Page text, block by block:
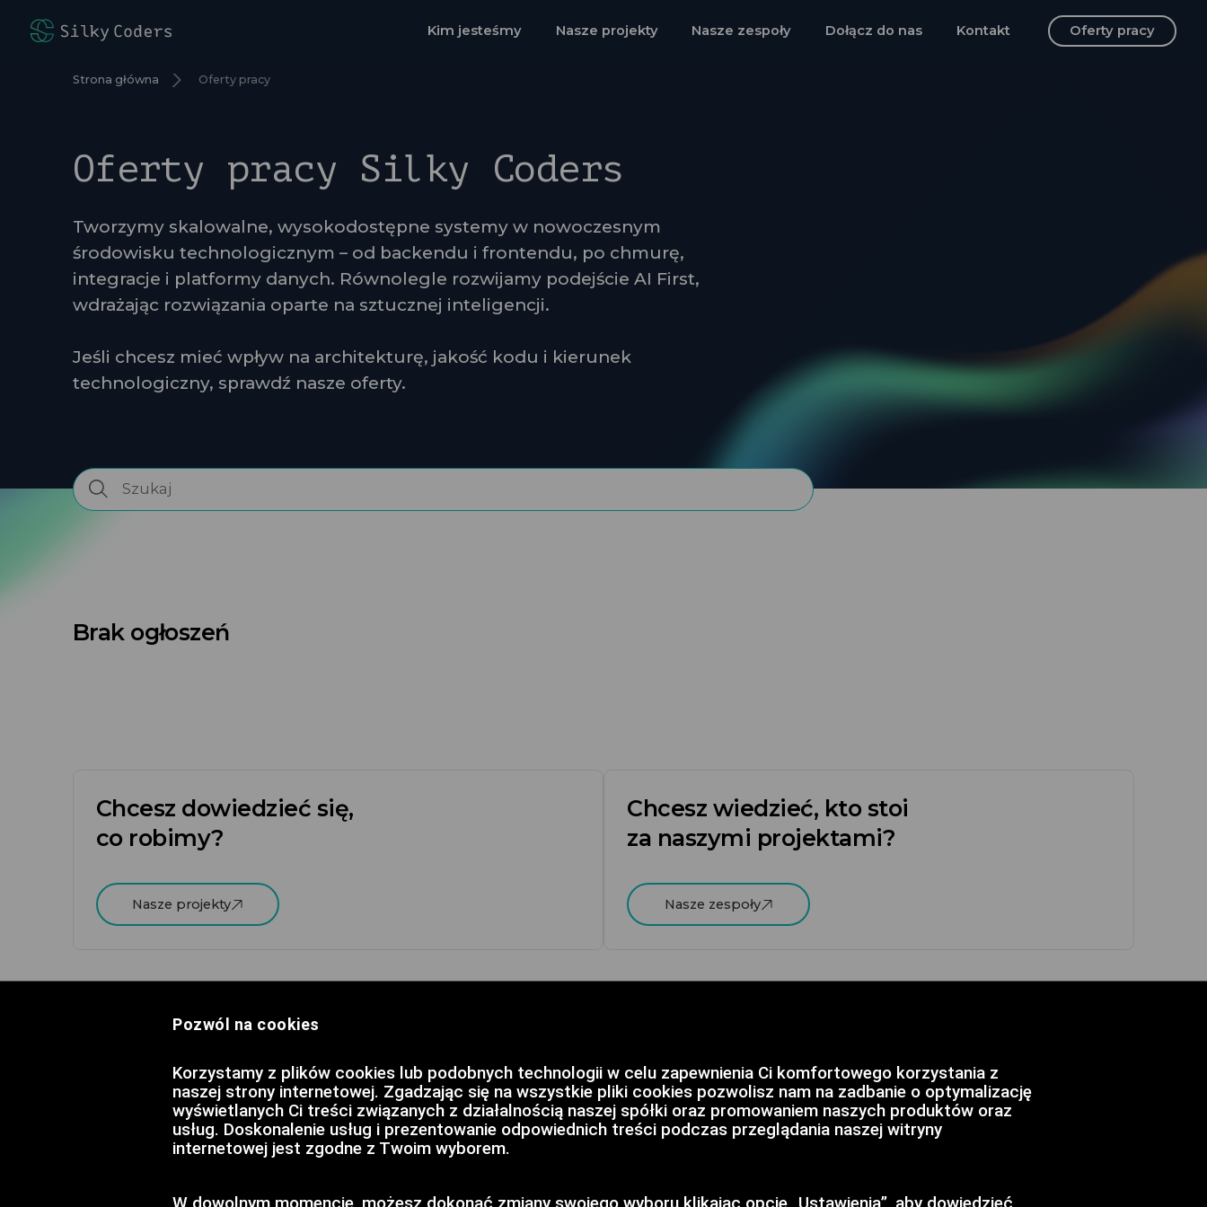
Pozwól na cookies
Korzystamy z plików cookies lub podobnych technologii w celu zapewnienia Ci komfortowego korzystania z
naszej strony internetowej. Zgadzając się na wszystkie pliki cookies pozwolisz nam na zadbanie o optymalizację
wyświetlanych Ci treści związanych z działalnością naszej spółki oraz promowaniem naszych produktów oraz
usług. Doskonalenie usług i prezentowanie odpowiednich treści podczas przeglądania naszej witryny
internetowej jest zgodne z Twoim wyborem.
W dowolnym momencie, możesz dokonać zmiany swojego wyboru klikając opcję „Ustawienia”, aby dowiedzieć
Kim jesteśmy Nasze projekty Nasze zespoły Dołącz do nas Kontakt Oferty pracy
Strona główna Oferty pracy
Oferty pracy Silky Coders
Tworzymy skalowalne, wysokodostępne systemy w nowoczesnym
środowisku technologicznym – od backendu i frontendu, po chmurę,
integracje i platformy danych. Równolegle rozwijamy podejście AI First,
wdrażając rozwiązania oparte na sztucznej inteligencji.
Jeśli chcesz mieć wpływ na architekturę, jakość kodu i kierunek
technologiczny, sprawdź nasze oferty.
Brak ogłoszeń
Chcesz dowiedzieć się,
co robimy?
Nasze projekty
Chcesz wiedzieć, kto stoi
za naszymi projektami?
Nasze zespoły
FAQ Wykorzystywanie cookies